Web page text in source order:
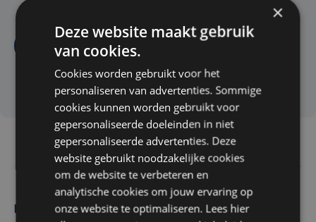
Aanvragen
Maak zelf het nieuws
×
Deze website maakt gebruik
van cookies.
Cookies worden gebruikt voor het
personaliseren van advertenties. Sommige
cookies kunnen worden gebruikt voor
gepersonaliseerde doeleinden in niet
gepersonaliseerde advertenties. Deze
website gebruikt noodzakelijke cookies
om de website te verbeteren en
analytische cookies om jouw ervaring op
onze website te optimaliseren. Lees hier